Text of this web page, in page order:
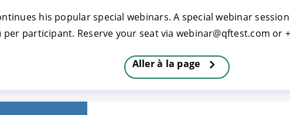
his popular special webinars. A special webinar
per participant. Reserve your seat via webinar@qftest.com or
Aller à la page
Protection des données